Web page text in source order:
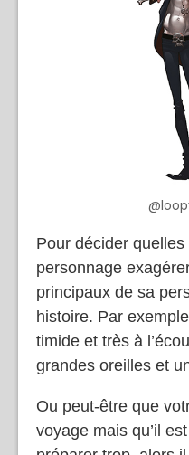
Pour décider
personnage
principaux de sa
histoire. Par
timide et très à
grandes oreilles et
Ou peut-être que
voyage mais qu’il